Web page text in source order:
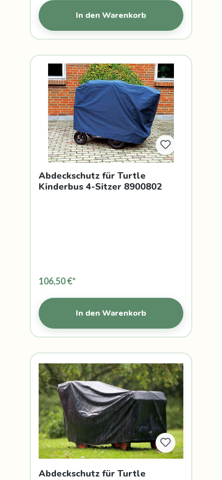
In den Warenkorb
Abdeckschutz für Turtle
Kinderbus 4-Sitzer 8900802
106,50 €*
In den Warenkorb
Abdeckschutz für Turtle